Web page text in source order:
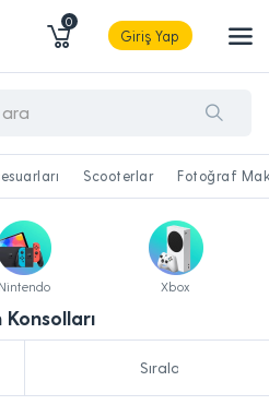
0
Giriş Yap
Scooterlar Fotoğraf
Nintendo Xbox
Konsolları